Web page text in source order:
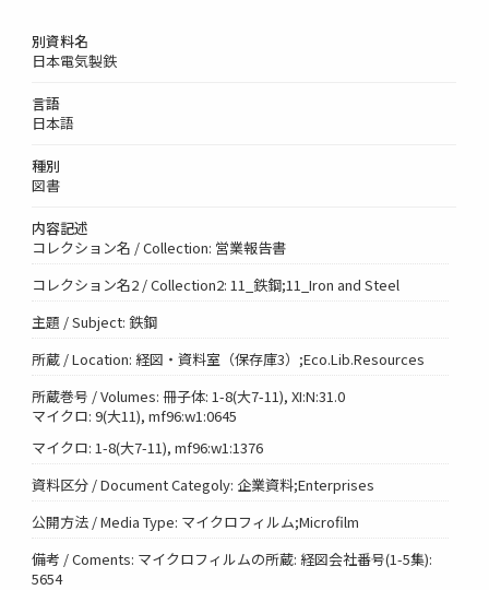
別資料名
日本電気製鉄
言語
日本語
種別
図書
内容記述
コレクション名 / Collection: 営業報告書
コレクション名2 / Collection2: 11_鉄鋼;11_Iron and Steel
主題 / Subject: 鉄鋼
所蔵 / Location: 経図・資料室（保存庫3）;Eco.Lib.Resources
所蔵巻号 / Volumes: 冊子体: 1-8(大7-11), XI:N:31.0
マイクロ: 9(大11), mf96:w1:0645
マイクロ: 1-8(大7-11), mf96:w1:1376
資料区分 / Document Categoly: 企業資料;Enterprises
公開方法 / Media Type: マイクロフィルム;Microfilm
備考 / Coments: マイクロフィルムの所蔵: 経図会社番号(1-5集):
5654